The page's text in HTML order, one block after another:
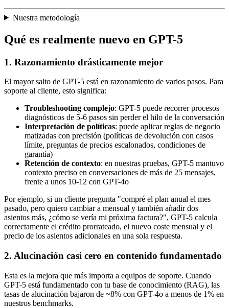
Nuestra metodología
Qué es realmente nuevo en GPT-5
1. Razonamiento drásticamente mejor
El mayor salto de GPT-5 está en razonamiento de varios pasos. Para
soporte al cliente, esto significa:
Troubleshooting complejo: GPT-5 puede recorrer procesos
diagnósticos de 5-6 pasos sin perder el hilo de la conversación
Interpretación de políticas: puede aplicar reglas de negocio
matizadas con precisión (políticas de devolución con casos
límite, preguntas de precios escalonados, condiciones de
garantía)
Retención de contexto: en nuestras pruebas, GPT-5 mantuvo
contexto preciso en conversaciones de más de 25 mensajes,
frente a unos 10-12 con GPT-4o
Por ejemplo, si un cliente pregunta "compré el plan anual el mes
pasado, pero quiero cambiar a mensual y también añadir dos
asientos más, ¿cómo se vería mi próxima factura?", GPT-5 calcula
correctamente el crédito prorrateado, el nuevo coste mensual y el
precio de los asientos adicionales en una sola respuesta.
2. Alucinación casi cero en contenido fundamentado
Esta es la mejora que más importa a equipos de soporte. Cuando
GPT-5 está fundamentado con tu base de conocimiento (RAG), las
tasas de alucinación bajaron de ~8% con GPT-4o a menos de 1% en
nuestros benchmarks.